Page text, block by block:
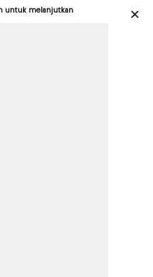
untuk melanjutkan ×